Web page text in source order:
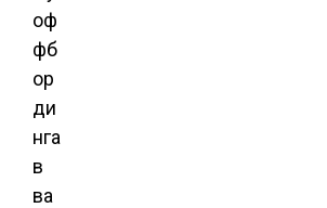
оф
фб
ор
ди
нга
в
ва